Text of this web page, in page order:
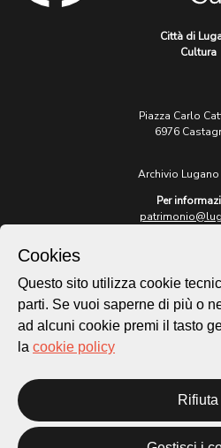
Città di
Cultura
Piazza Carlo
6976
Archivio
Per
Cookie
Temi
Mappa
Cookies
Questo sito utilizza cookie
parti. Se vuoi saperne di più o
ad alcuni cookie premi il tasto
la cookie policy
Rifiuta